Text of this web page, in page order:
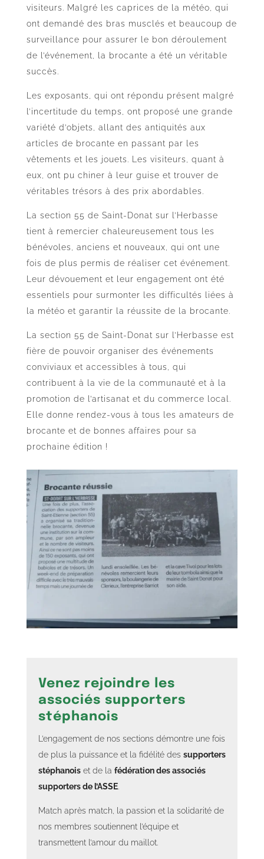
visiteurs. Malgré les caprices de la météo, qui
ont demandé des bras musclés et beaucoup de
surveillance pour assurer le bon déroulement
de l’événement, la brocante a été un véritable
succès.
Les exposants, qui ont répondu présent malgré
l’incertitude du temps, ont proposé une grande
variété d’objets, allant des antiquités aux
articles de brocante en passant par les
vêtements et les jouets. Les visiteurs, quant à
eux, ont pu chiner à leur guise et trouver de
véritables trésors à des prix abordables.
La section 55 de Saint-Donat sur l’Herbasse
tient à remercier chaleureusement tous les
bénévoles, anciens et nouveaux, qui ont une
fois de plus permis de réaliser cet événement.
Leur dévouement et leur engagement ont été
essentiels pour surmonter les difficultés liées à
la météo et garantir la réussite de la brocante.
La section 55 de Saint-Donat sur l’Herbasse est
fière de pouvoir organiser des événements
conviviaux et accessibles à tous, qui
contribuent à la vie de la communauté et à la
promotion de l’artisanat et du commerce local.
Elle donne rendez-vous à tous les amateurs de
brocante et de bonnes affaires pour sa
prochaine édition !
Venez rejoindre les
associés supporters
stéphanois
L’engagement de nos sections démontre une fois
de plus la puissance et la fidélité des supporters
stéphanois et de la fédération des associés
supporters de l’ASSE.
Match après match, la passion et la solidarité de
nos membres soutiennent l’équipe et
transmettent l’amour du maillot.